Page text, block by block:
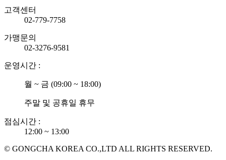
고객센터
02-779-7758
가맹문의
02-3276-9581
운영시간 :
월 ~ 금 (09:00 ~ 18:00)
주말 및 공휴일 휴무
점심시간 :
12:00 ~ 13:00
© GONGCHA KOREA CO.,LTD ALL RIGHTS RESERVED.